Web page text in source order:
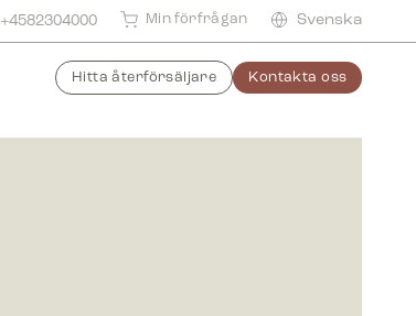
+4582304000 Min förfrågan Svenska
Hitta återförsäljare Kontakta oss